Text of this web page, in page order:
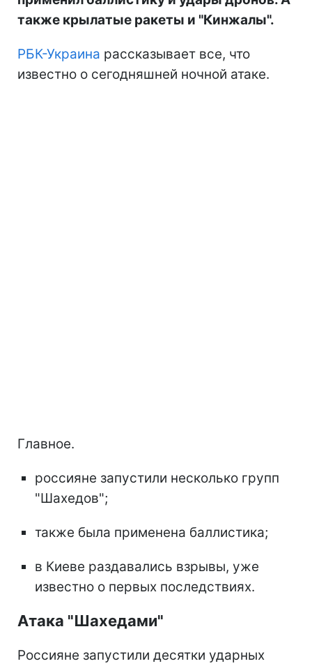
также крылатые ракеты и "Кинжалы".
РБК-Украина рассказывает все, что
известно о сегодняшней ночной атаке.
Главное.
россияне запустили несколько групп
"Шахедов";
также была применена баллистика;
в Киеве раздавались взрывы, уже
известно о первых последствиях.
Атака "Шахедами"
Россияне запустили десятки ударных